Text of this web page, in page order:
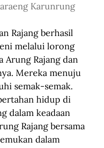
Karunrung
Rajang berhasil
melalui lorong
Arung Rajang dan
Mereka menuju
semak-semak.
hidup di
dalam keadaan
Rajang bersama
dalam